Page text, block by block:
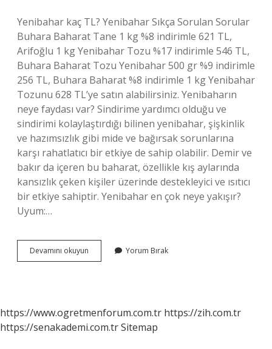
Yenibahar kaç TL? Yenibahar Sıkça Sorulan Sorular
Buhara Baharat Tane 1 kg %8 indirimle 621 TL,
Arifoğlu 1 kg Yenibahar Tozu %17 indirimle 546 TL,
Buhara Baharat Tozu Yenibahar 500 gr %9 indirimle
256 TL, Buhara Baharat %8 indirimle 1 kg Yenibahar
Tozunu 628 TL’ye satın alabilirsiniz. Yenibaharın
neye faydası var? Sindirime yardımcı olduğu ve
sindirimi kolaylaştırdığı bilinen yenibahar, şişkinlik
ve hazımsızlık gibi mide ve bağırsak sorunlarına
karşı rahatlatıcı bir etkiye de sahip olabilir. Demir ve
bakır da içeren bu baharat, özellikle kış aylarında
kansızlık çeken kişiler üzerinde destekleyici ve ısıtıcı
bir etkiye sahiptir. Yenibahar en çok neye yakışır?
Uyum:…
Devamını okuyun Yenibahar
Kac
Yorum Bırak
https://www.ogretmenforum.com.tr https://zih.com.tr
https://senakademi.com.trSitemap